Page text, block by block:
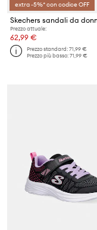
extra -5%* con codice OFF
Prezzo attuale:
62,99 €
Prezzo standard:71,99 €
Prezzo più basso:71,99 €